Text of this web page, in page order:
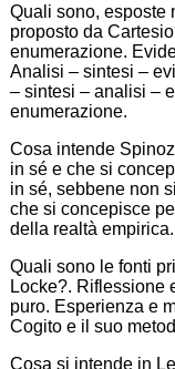
Quali sono, esposte
proposto da
enumerazione.
Analisi – sintesi –
– sintesi – analisi –
enumerazione.
Cosa intende
in sé e che si
in sé, sebbene non
che si concepisce
della realtà
Quali sono le fonti
Locke?. Riflessione
puro. Esperienza e
Cogito e il suo
Cosa si intende in